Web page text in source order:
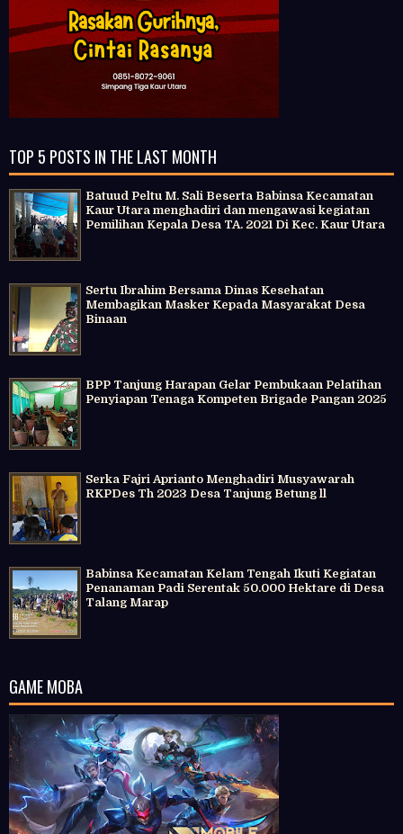
TOP 5 POSTS IN THE LAST MONTH
Batuud Peltu M. Sali Beserta Babinsa Kecamatan
Kaur Utara menghadiri dan mengawasi kegiatan
Pemilihan Kepala Desa TA. 2021 Di Kec. Kaur Utara
Sertu Ibrahim Bersama Dinas Kesehatan
Membagikan Masker Kepada Masyarakat Desa
Binaan
BPP Tanjung Harapan Gelar Pembukaan Pelatihan
Penyiapan Tenaga Kompeten Brigade Pangan 2025
Serka Fajri Aprianto Menghadiri Musyawarah
RKPDes Th 2023 Desa Tanjung Betung ll
Babinsa Kecamatan Kelam Tengah Ikuti Kegiatan
Penanaman Padi Serentak 50.000 Hektare di Desa
Talang Marap
GAME MOBA